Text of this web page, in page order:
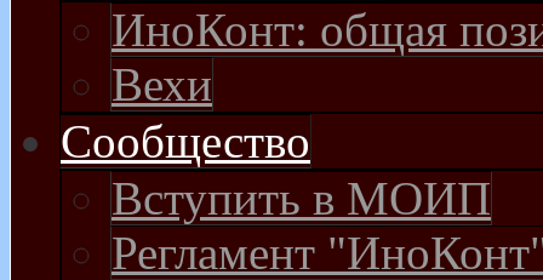
ИноКонт: общая
Вехи
Сообщество
Вступить в МОИП
Регламент